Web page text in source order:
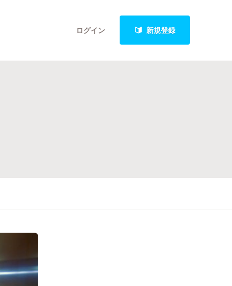
ログイン 新規登録